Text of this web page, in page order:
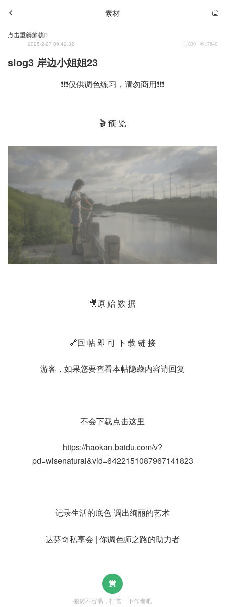
素材
点击重新加载
Admin
2025-2-27 09:42:32 630 17846
slog3 岸边小姐姐23
❗❗❗仅供调色练习，请勿商用❗❗❗
🎬 预 览
🎥原 始 数 据
🔗回 帖 即 可 下 载 链 接
游客，如果您要查看本帖隐藏内容请回复
不会下载点击这里
https://haokan.baidu.com/v?
pd=wisenatural&vid=6422151087967141823
记录生活的底色 调出绚丽的艺术
达芬奇私享会 | 你调色师之路的助力者
搬砖不容易，打赏一下作者吧